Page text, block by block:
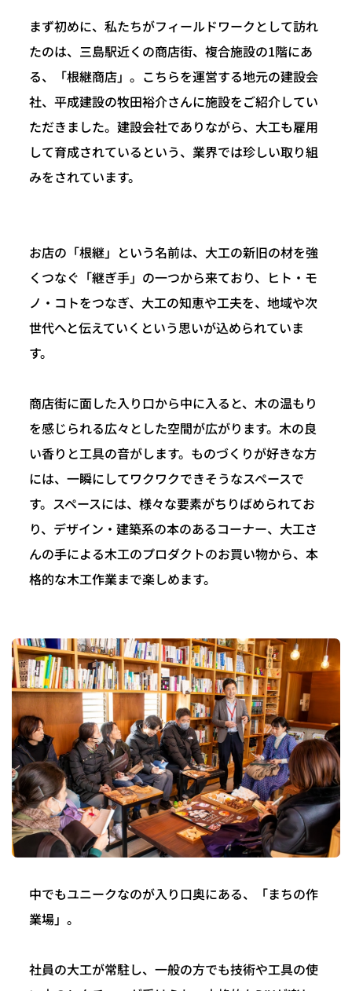
まず初めに、私たちがフィールドワークとして訪れ
たのは、三島駅近くの商店街、複合施設の1階にあ
る、「根継商店」。こちらを運営する地元の建設会
社、平成建設の牧田裕介さんに施設をご紹介してい
ただきました。建設会社でありながら、大工も雇用
して育成されているという、業界では珍しい取り組
みをされています。
お店の「根継」という名前は、大工の新旧の材を強
くつなぐ「継ぎ手」の一つから来ており、ヒト・モ
ノ・コトをつなぎ、大工の知恵や工夫を、地域や次
世代へと伝えていくという思いが込められていま
す。
商店街に面した入り口から中に入ると、木の温もり
を感じられる広々とした空間が広がります。木の良
い香りと工具の音がします。ものづくりが好きな方
には、一瞬にしてワクワクできそうなスペースで
す。スペースには、様々な要素がちりばめられてお
り、デザイン・建築系の本のあるコーナー、大工さ
んの手による木工のプロダクトのお買い物から、本
格的な木工作業まで楽しめます。
中でもユニークなのが入り口奥にある、「まちの作
業場」。
社員の大工が常駐し、一般の方でも技術や工具の使